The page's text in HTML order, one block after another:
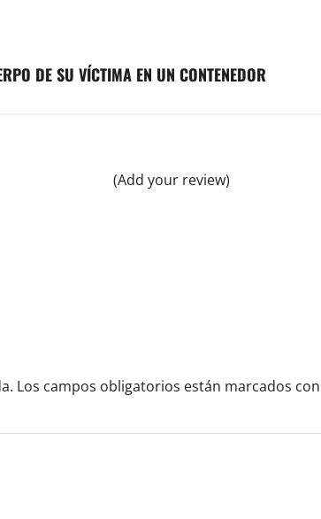
DE SU VÍCTIMA EN UN CONTENEDOR
(Add your review)
Los campos obligatorios están marcados con